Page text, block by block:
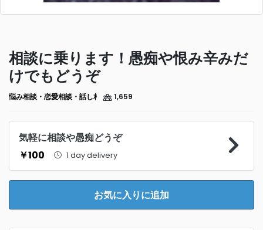
相談に乗ります！愚痴や恨み辛みだ
けでもどうぞ
悩み相談・恋愛相談・話し相手 1,659
気軽に相談や愚痴どうぞ
￥100
1 day delivery
お気に入りに追加